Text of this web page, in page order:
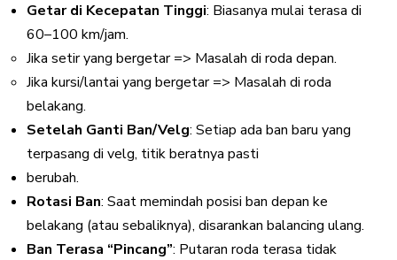
Getar di Kecepatan Tinggi: Biasanya mulai terasa di
60–100 km/jam.
Jika setir yang bergetar => Masalah di roda depan.
Jika kursi/lantai yang bergetar => Masalah di roda
belakang.
Setelah Ganti Ban/Velg: Setiap ada ban baru yang
terpasang di velg, titik beratnya pasti
berubah.
Rotasi Ban: Saat memindah posisi ban depan ke
belakang (atau sebaliknya), disarankan balancing ulang.
Ban Terasa “Pincang”: Putaran roda terasa tidak